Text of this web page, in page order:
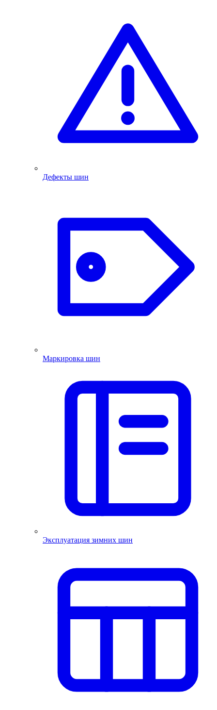
Дефекты шин
Маркировка шин
Эксплуатация зимних шин